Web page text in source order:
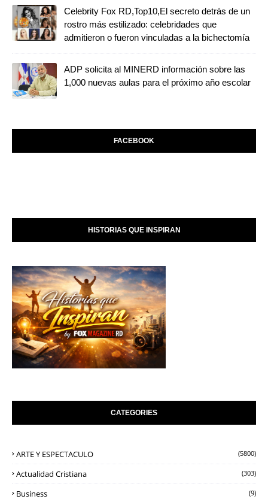
Celebrity Fox RD,Top10,El secreto detrás de un
rostro más estilizado: celebridades que
admitieron o fueron vinculadas a la bichectomía
ADP solicita al MINERD información sobre las
1,000 nuevas aulas para el próximo año escolar
FACEBOOK
HISTORIAS QUE INSPIRAN
CATEGORIES
ARTE Y ESPECTACULO (5800)
Actualidad Cristiana (303)
Business (9)